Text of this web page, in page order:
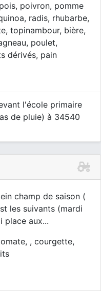
poivron, pomme
radis, rhubarbe,
topinambour, bière,
poulet,
dérivés, pain
l'école primaire
de pluie) à 34540
champ de saison (
les suivants (mardi
place aux...
, courgette,